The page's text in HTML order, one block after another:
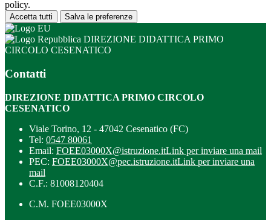
policy.
Accetta tutti Salva le preferenze
DIREZIONE DIDATTICA PRIMO
CIRCOLO CESENATICO
Contatti
DIREZIONE DIDATTICA PRIMO CIRCOLO
CESENATICO
Viale Torino, 12 - 47042 Cesenatico (FC)
Tel: 0547 80061
Email: FOEE03000X@istruzione.itLink per inviare una mail
PEC: FOEE03000X@pec.istruzione.itLink per inviare una
mail
C.F.: 81008120404
C.M. FOEE03000X